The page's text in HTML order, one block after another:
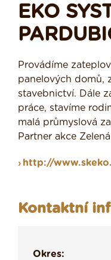
EKO
Provádíme
panelových domů,
stavebnictví. Dále
práce, stavíme
malá průmyslová
Partner akce
http://
Kontaktní
Okres: